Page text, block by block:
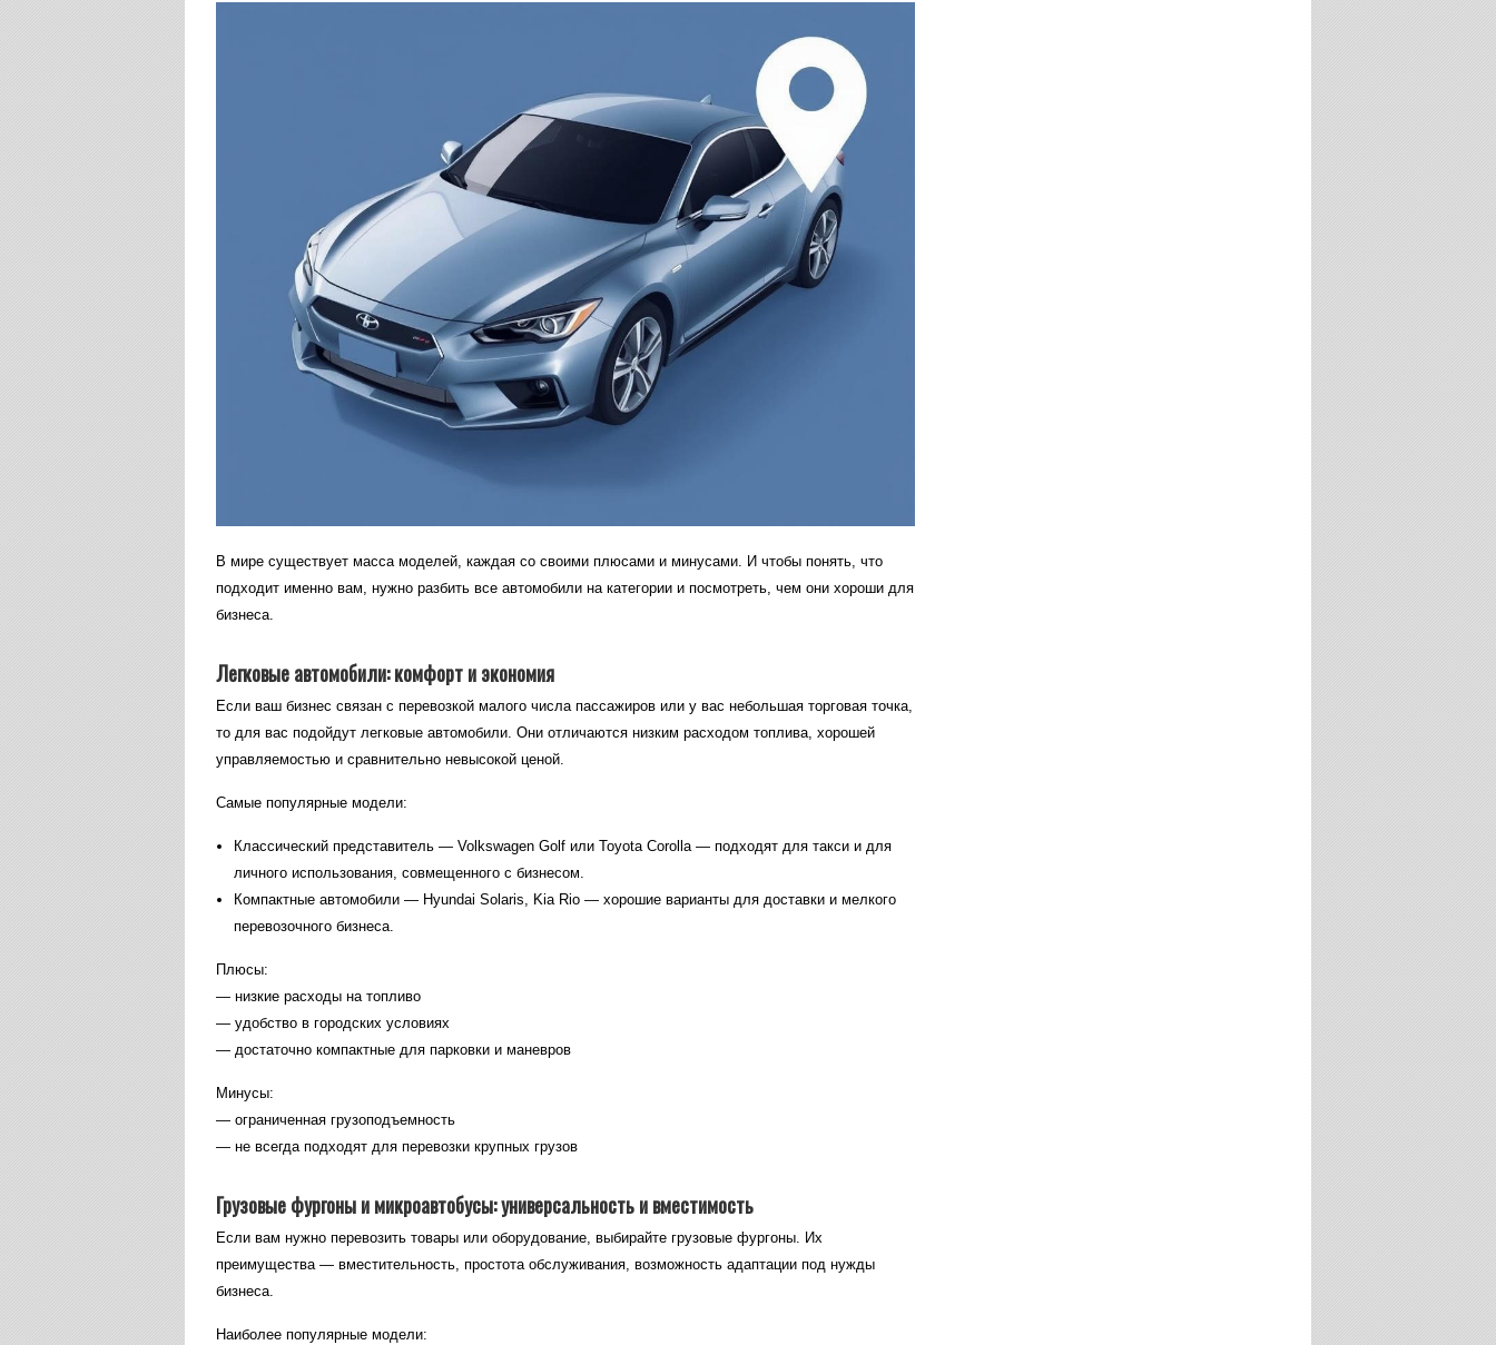
В мире существует масса моделей, каждая со своими плюсами и минусами. И чтобы понять, что
подходит именно вам, нужно разбить все автомобили на категории и посмотреть, чем они хороши для
бизнеса.
Легковые автомобили: комфорт и экономия
Если ваш бизнес связан с перевозкой малого числа пассажиров или у вас небольшая торговая точка,
то для вас подойдут легковые автомобили. Они отличаются низким расходом топлива, хорошей
управляемостью и сравнительно невысокой ценой.
Самые популярные модели:
Классический представитель — Volkswagen Golf или Toyota Corolla — подходят для такси и для
личного использования, совмещенного с бизнесом.
Компактные автомобили — Hyundai Solaris, Kia Rio — хорошие варианты для доставки и мелкого
перевозочного бизнеса.
Плюсы:
— низкие расходы на топливо
— удобство в городских условиях
— достаточно компактные для парковки и маневров
Минусы:
— ограниченная грузоподъемность
— не всегда подходят для перевозки крупных грузов
Грузовые фургоны и микроавтобусы: универсальность и вместимость
Если вам нужно перевозить товары или оборудование, выбирайте грузовые фургоны. Их
преимущества — вместительность, простота обслуживания, возможность адаптации под нужды
бизнеса.
Наиболее популярные модели: